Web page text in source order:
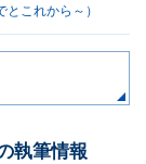
これから～）
執筆情報